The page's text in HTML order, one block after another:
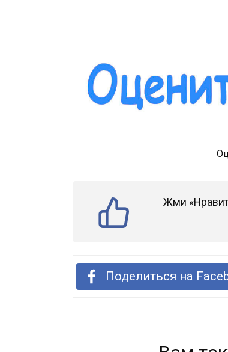
Жми
Поделиться на